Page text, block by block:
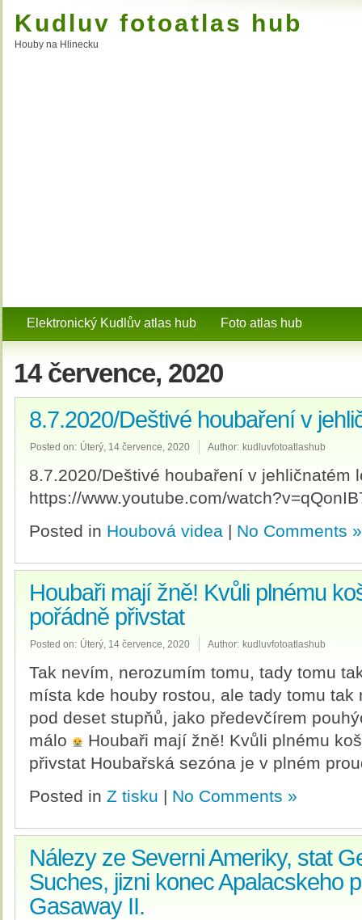
Kudluv fotoatlas hub
Houby na Hlinecku
Elektronický Kudlův atlas hub Foto atlas hub
14 července, 2020
8.7.2020/Deštivé houbaření v
Posted on: Úterý, 14 července, 2020 Author: kudluvfotoatlashub
8.7.2020/Deštivé houbaření v jehličnatém
https://www.youtube.com/
Posted in Houbová videa | No Comments »
Houbaři mají žně! Kvůli plnému
pořádně přivstat
Posted on: Úterý, 14 července, 2020 Author: kudluvfotoatlashub
Tak nevím, nerozumím tomu, tady tomu
místa kde houby rostou, ale tady tomu
pod deset stupňů, jako předevčírem
málo
Houbaři mají žně! Kvůli plnému
přivstat Houbařská sezóna je v plném
Posted in Z tisku | No Comments »
Nálezy ze Severni Ameriky, stat
Suches, jizni konec Apalacskeho
Gasaway II.